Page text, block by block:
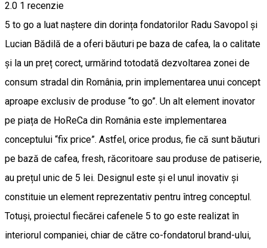
2.0 1 recenzie
5 to go a luat naștere din dorința fondatorilor Radu Savopol și
Lucian Bădilă de a oferi băuturi pe baza de cafea, la o calitate
și la un preț corect, urmărind totodată dezvoltarea zonei de
consum stradal din România, prin implementarea unui concept
aproape exclusiv de produse “to go”. Un alt element inovator
pe piața de HoReCa din România este implementarea
conceptului “fix price”. Astfel, orice produs, fie că sunt băuturi
pe bază de cafea, fresh, răcoritoare sau produse de patiserie,
au prețul unic de 5 lei. Designul este și el unul inovativ şi
constituie un element reprezentativ pentru întreg conceptul.
Totuşi, proiectul fiecărei cafenele 5 to go este realizat în
interiorul companiei, chiar de către co-fondatorul brand-ului,